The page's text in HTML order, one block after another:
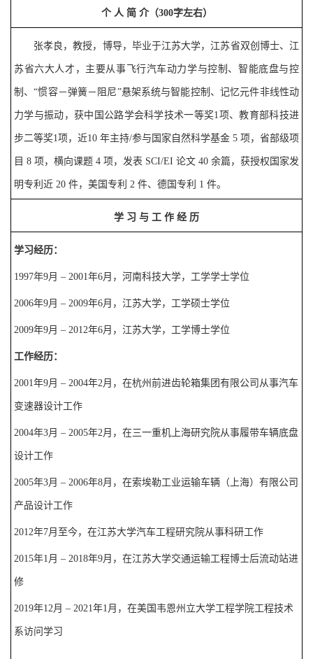
个 人 简 介（300字左右）
张孝良，教授，博导，毕业于江苏大学，江苏省双创博士、江
苏省六大人才，主要从事飞行汽车动力学与控制、智能底盘与控
制、“惯容－弹簧－阻尼”悬架系统与智能控制、记忆元件非线性动
力学与振动，获中国公路学会科学技术一等奖1项、教育部科技进
步二等奖1项，近10 年主持/参与国家自然科学基金 5 项，省部级项
目 8 项，横向课题 4 项，发表 SCI/EI 论文 40 余篇，获授权国家发
明专利近 20 件，美国专利 2 件、德国专利 1 件。
学 习 与 工 作 经 历
学习经历：
1997年9月 – 2001年6月， 河南科技大学，工学学士学位
2006年9月 – 2009年6月， 江苏大学，工学硕士学位
2009年9月 – 2012年6月， 江苏大学，工学博士学位
工作经历：
2001年9月 – 2004年2月，在杭州前进齿轮箱集团有限公司从事汽车
变速器设计工作
2004年3月 – 2005年2月，在三一重机上海研究院从事履带车辆底盘
设计工作
2005年3月 – 2006年8月，在索埃勒工业运输车辆（上海）有限公司
产品设计工作
2012年7月至今， 在江苏大学汽车工程研究院从事科研工作
2015年1月 – 2018年9月，在江苏大学交通运输工程博士后流动站进
修
2019年12月 – 2021年1月，在美国韦恩州立大学工程学院工程技术
系访问学习